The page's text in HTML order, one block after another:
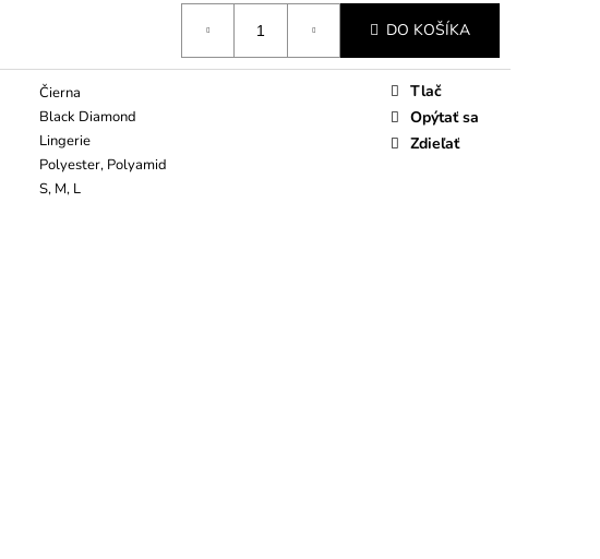
DO KOŠÍKA
Čierna
Black Diamond
Lingerie
Polyester, Polyamid
S, M, L
Tlač
Opýtať sa
Zdieľať